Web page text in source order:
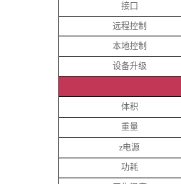
接口
远程控制
本地控制
设备升级
体积
重量
z电源
功耗